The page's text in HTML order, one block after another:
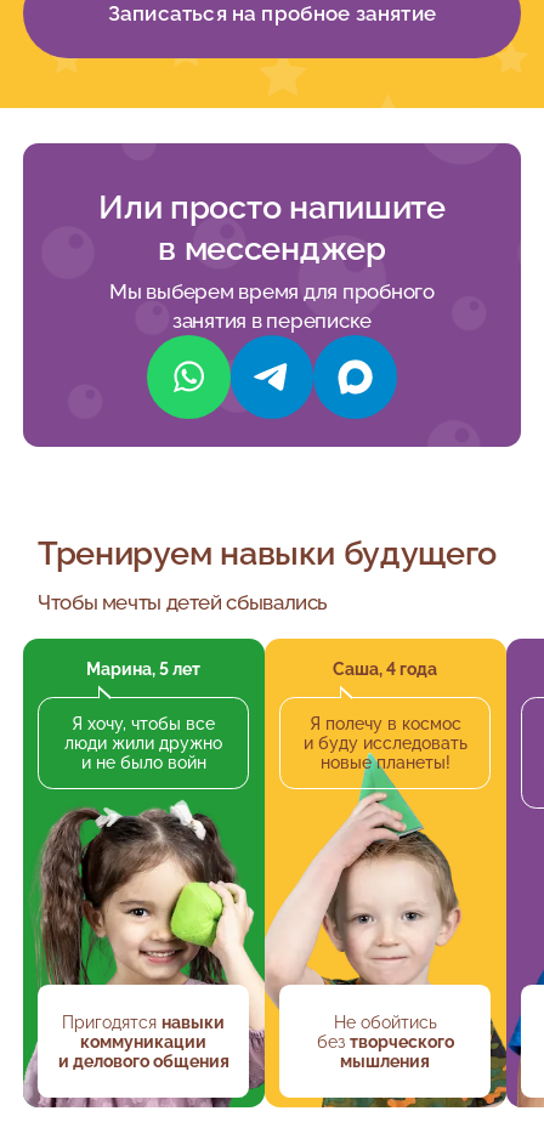
Записаться на пробное занятие
Или просто напишите
в мессенджер
Мы выберем время для пробного
занятия в переписке
Тренируем навыки будущего
Чтобы мечты детей сбывались
Марина, 5 лет
Я хочу, чтобы все
люди жили дружно
и не было войн
Пригодятсянавыки
коммуникации
и делового общения
Саша, 4 года
Я полечу в космос
и буду исследовать
новые планеты!
Не обойтись
без творческого
мышления